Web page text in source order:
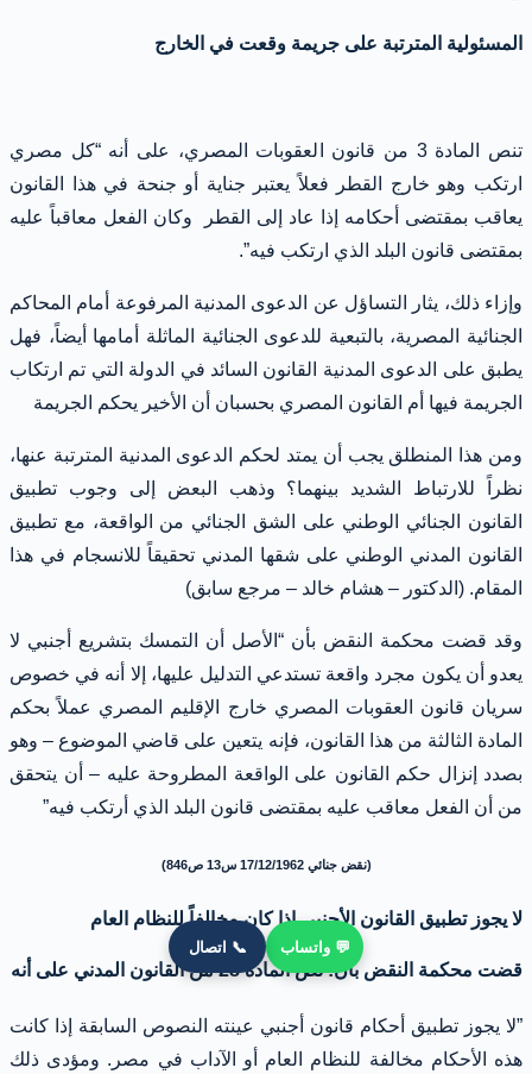
المسئولية المترتبة على جريمة وقعت في الخارج
تنص المادة 3 من قانون العقوبات المصري، على أنه “كل مصري
ارتكب وهو خارج القطر فعلاً يعتبر جناية أو جنحة في هذا القانون
يعاقب بمقتضى أحكامه إذا عاد إلى القطر وكان الفعل معاقباً عليه
بمقتضى قانون البلد الذي ارتكب فيه”.
وإزاء ذلك، يثار التساؤل عن الدعوى المدنية المرفوعة أمام المحاكم
الجنائية المصرية، بالتبعية للدعوى الجنائية الماثلة أمامها أيضاً، فهل
يطبق على الدعوى المدنية القانون السائد في الدولة التي تم ارتكاب
الجريمة فيها أم القانون المصري بحسبان أن الأخير يحكم الجريمة
ومن هذا المنطلق يجب أن يمتد لحكم الدعوى المدنية المترتبة عنها،
نظراً للارتباط الشديد بينهما؟ وذهب البعض إلى وجوب تطبيق
القانون الجنائي الوطني على الشق الجنائي من الواقعة، مع تطبيق
القانون المدني الوطني على شقها المدني تحقيقاً للانسجام في هذا
المقام. (الدكتور – هشام خالد – مرجع سابق)
وقد قضت محكمة النقض بأن “الأصل أن التمسك بتشريع أجنبي لا
يعدو أن يكون مجرد واقعة تستدعي التدليل عليها، إلا أنه في خصوص
سريان قانون العقوبات المصري خارج الإقليم المصري عملاً بحكم
المادة الثالثة من هذا القانون، فإنه يتعين على قاضي الموضوع – وهو
بصدد إنزال حكم القانون على الواقعة المطروحة عليه – أن يتحقق
من أن الفعل معاقب عليه بمقتضى قانون البلد الذي أرتكب فيه”
(نقض جنائي 17/12/1962 س13 ص846)
لا يجوز تطبيق القانون الأجنبي إذا كان مخالفاً للنظام العام
قضت محكمة النقض بأن: نص المادة 28 من القانون المدني على أنه
”لا يجوز تطبيق أحكام قانون أجنبي عينته النصوص السابقة إذا كانت
هذه الأحكام مخالفة للنظام العام أو الآداب في مصر. ومؤدى ذلك
💬 واتساب 📞 اتصال